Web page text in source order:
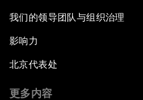
我们的领导团队与组织治理
影响力
北京代表处
更多内容